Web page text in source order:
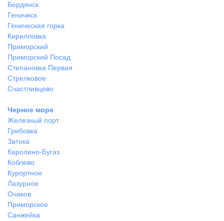
Бердянск
Геническ
Геническая горка
Кирилловка
Приморский
Приморский Посад
Степановка Первая
Стрелковое
Счастливцево
Черное море
Железный порт
Грибовка
Затока
Каролино-Бугаз
Коблево
Курортное
Лазурное
Очаков
Приморское
Санжейка